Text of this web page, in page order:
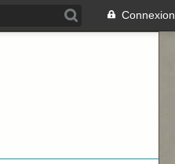
Connexion